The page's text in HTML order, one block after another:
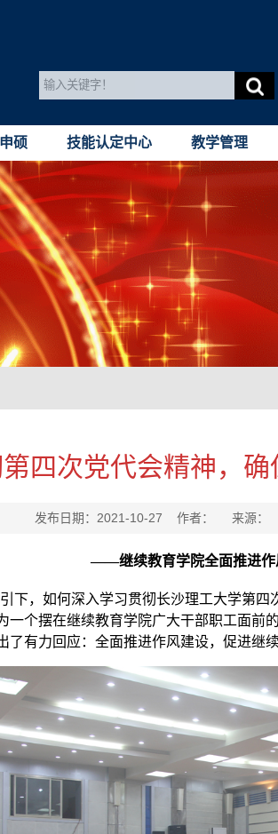
硕 技能认定中心 教学管理
四次党代会精神，
发布日期：2021-10-27 作者： 来源：
——继续教育学院全面推进作
下，如何深入学习贯彻长沙理工大学第
一个摆在继续教育学院广大干部职工面
有力回应：全面推进作风建设，促进继